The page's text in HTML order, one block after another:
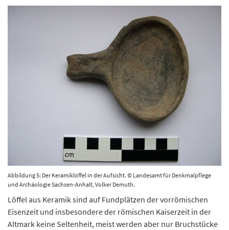
Abbildung 5: Der Keramiklöffel in der Aufsicht. © Landesamt für Denkmalpflege
und Archäologie Sachsen-Anhalt, Volker Demuth.
Löffel aus Keramik sind auf Fundplätzen der vorrömischen
Eisenzeit und insbesondere der römischen Kaiserzeit in der
Altmark keine Seltenheit, meist werden aber nur Bruchstücke